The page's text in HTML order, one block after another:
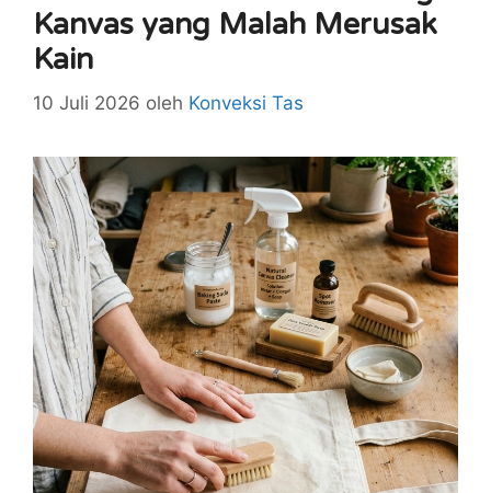
Kanvas yang Malah Merusak
Kain
10 Juli 2026 oleh Konveksi Tas